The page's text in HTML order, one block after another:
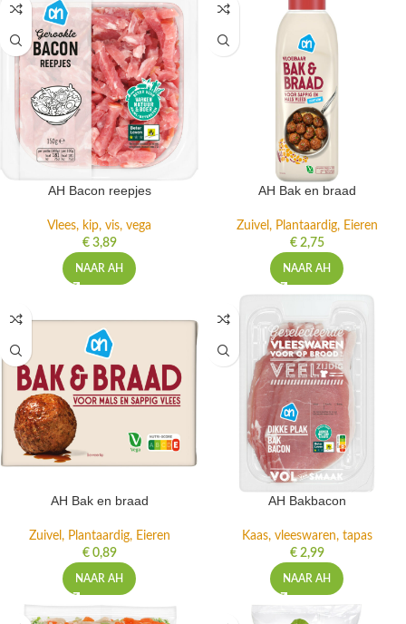
AH Bacon reepjes
Vlees, kip, vis, vega
€3,89
NAAR AH
AH Bak en braad
Zuivel, Plantaardig, Eieren
€2,75
NAAR AH
AH Bak en braad
Zuivel, Plantaardig, Eieren
€0,89
NAAR AH
AH Bakbacon
Kaas, vleeswaren, tapas
€2,99
NAAR AH